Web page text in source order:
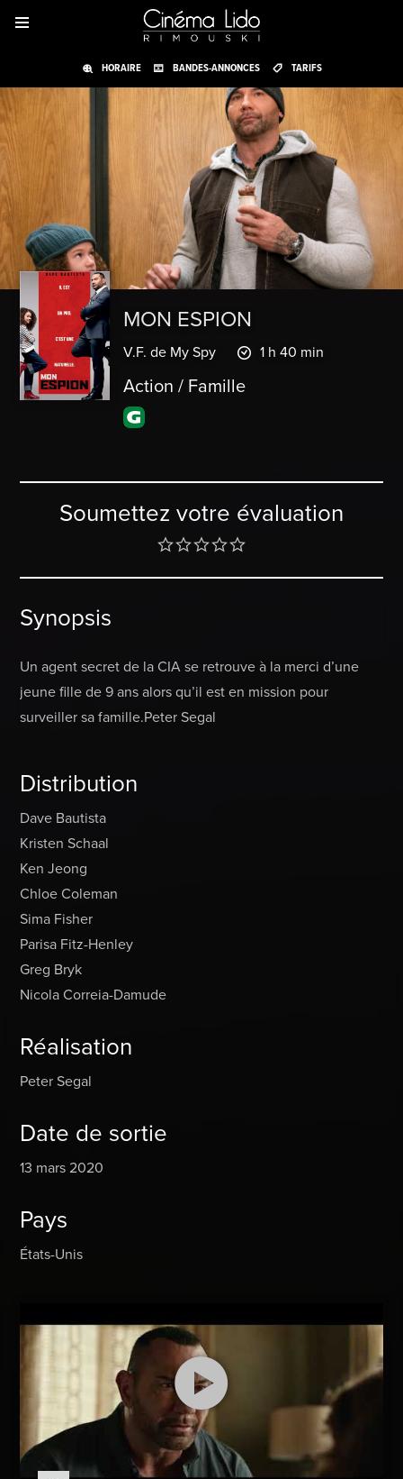
HORAIRE BANDES-ANNONCES TARIFS
MON ESPION
V.F. de My Spy 1 h 40 min
Action / Famille
Soumettez votre évaluation
Synopsis
Un agent secret de la CIA se retrouve à la merci d’une
jeune fille de 9 ans alors qu’il est en mission pour
surveiller sa famille.Peter Segal
Distribution
Dave Bautista
Kristen Schaal
Ken Jeong
Chloe Coleman
Sima Fisher
Parisa Fitz-Henley
Greg Bryk
Nicola Correia-Damude
Réalisation
Peter Segal
Date de sortie
13 mars 2020
Pays
États-Unis